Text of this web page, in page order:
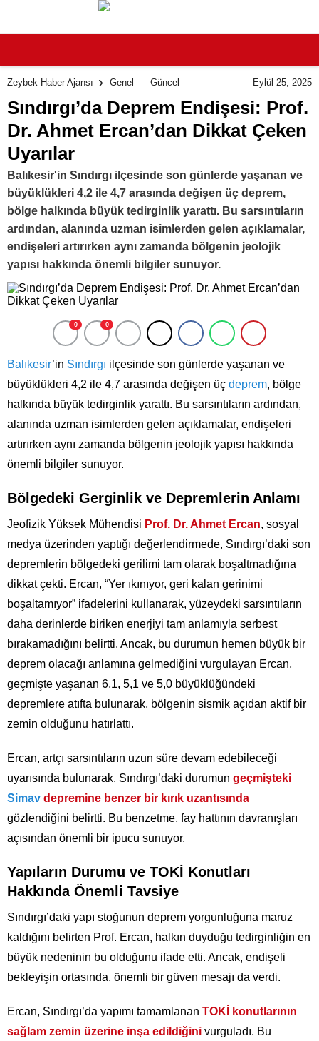
Zeybek Haber Ajansı Genel Güncel Eylül 25, 2025
Sındırgı’da Deprem Endişesi: Prof.
Dr. Ahmet Ercan’dan Dikkat Çeken
Uyarılar
Balıkesir'in Sındırgı ilçesinde son günlerde yaşanan ve
büyüklükleri 4,2 ile 4,7 arasında değişen üç deprem,
bölge halkında büyük tedirginlik yarattı. Bu sarsıntıların
ardından, alanında uzman isimlerden gelen açıklamalar,
endişeleri artırırken aynı zamanda bölgenin jeolojik
yapısı hakkında önemli bilgiler sunuyor.
0 0
Balıkesir’in Sındırgı ilçesinde son günlerde yaşanan ve
büyüklükleri 4,2 ile 4,7 arasında değişen üç deprem, bölge
halkında büyük tedirginlik yarattı. Bu sarsıntıların ardından,
alanında uzman isimlerden gelen açıklamalar, endişeleri
artırırken aynı zamanda bölgenin jeolojik yapısı hakkında
önemli bilgiler sunuyor.
Bölgedeki Gerginlik ve Depremlerin Anlamı
Jeofizik Yüksek Mühendisi Prof. Dr. Ahmet Ercan, sosyal
medya üzerinden yaptığı değerlendirmede, Sındırgı’daki son
depremlerin bölgedeki gerilimi tam olarak boşaltmadığına
dikkat çekti. Ercan, “Yer ıkınıyor, geri kalan gerinimi
boşaltamıyor” ifadelerini kullanarak, yüzeydeki sarsıntıların
daha derinlerde biriken enerjiyi tam anlamıyla serbest
bırakamadığını belirtti. Ancak, bu durumun hemen büyük bir
deprem olacağı anlamına gelmediğini vurgulayan Ercan,
geçmişte yaşanan 6,1, 5,1 ve 5,0 büyüklüğündeki
depremlere atıfta bulunarak, bölgenin sismik açıdan aktif bir
zemin olduğunu hatırlattı.
Ercan, artçı sarsıntıların uzun süre devam edebileceği
uyarısında bulunarak, Sındırgı’daki durumun geçmişteki
Simav depremine benzer bir kırık uzantısında
gözlendiğini belirtti. Bu benzetme, fay hattının davranışları
açısından önemli bir ipucu sunuyor.
Yapıların Durumu ve TOKİ Konutları
Hakkında Önemli Tavsiye
Sındırgı’daki yapı stoğunun deprem yorgunluğuna maruz
kaldığını belirten Prof. Ercan, halkın duyduğu tedirginliğin en
büyük nedeninin bu olduğunu ifade etti. Ancak, endişeli
bekleyişin ortasında, önemli bir güven mesajı da verdi.
Ercan, Sındırgı’da yapımı tamamlanan TOKİ konutlarının
sağlam zemin üzerine inşa edildiğini vurguladı. Bu